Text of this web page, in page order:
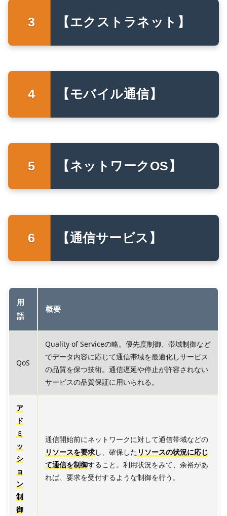
【エクストラネット】
【モバイル通信】
【ネットワークOS】
【通信サービス】
用
語
概要
QoS
Quality of Serviceの略。優先度制御、帯域制御など
でデータ内容に応じて通信帯域を最適化しサービス
の品質を保つ技術。通信遅延や停止が許容されない
サービスの品質保証に用いられる。
ア
ド
ミ
ッ
シ
ョ
ン
制
御
通信開始前にネットワークに対して通信帯域などの
リソースを要求し、確保した リソースの状況に応じ
て通信を制御すること。利用状況をみて、余裕があ
れば、要求を受付するような制御を行う。